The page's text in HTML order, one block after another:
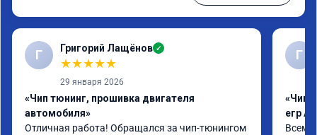
Г Григорий Лащёнов ✓
★★★★★
29 января 2026
«Чип тюнинг, прошивка двигателя
автомобиля»
Отличная работа! Обращался за чип-тюнингом
Г
«Чип
егр
Всем